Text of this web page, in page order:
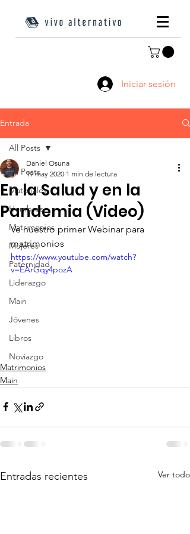
Iniciar sesión
Entrada
All Posts
Materiales
Hombres
Matrimonios
Mujeres
Paternidad
Liderazgo
Main
Jóvenes
Libros
Noviazgo
All Posts
En la Salud y en la
Pandemia (Video)
Daniel Osuna
19 may 2020 1 min de lectura
Ve nuestro primer Webinar para
matrimonios
https://www.youtube.com/watch?
v=EArGqy4pozA
Matrimonios
Main
Entradas recientes Ver todo